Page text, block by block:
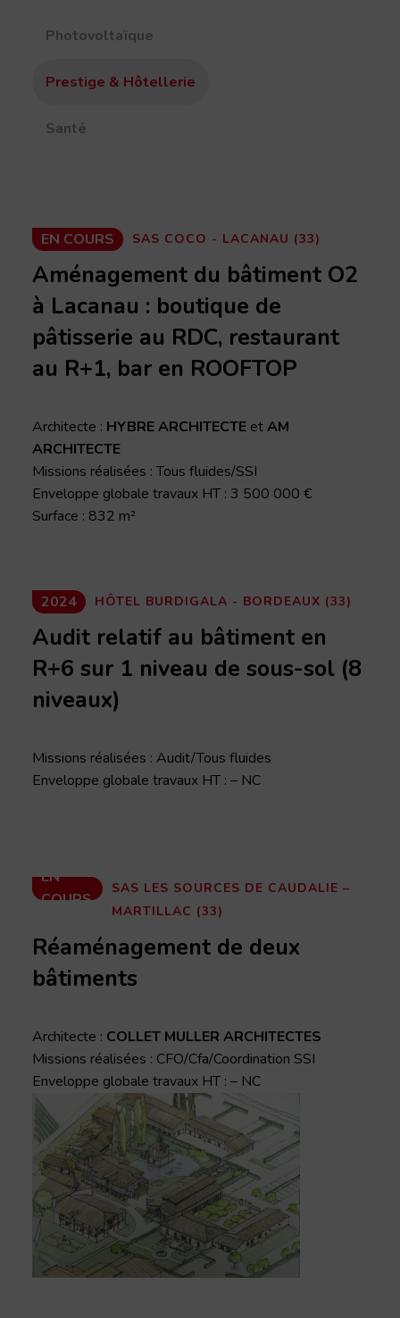
Photovoltaïque
Prestige & Hôtellerie
Santé
EN COURS SAS COCO - LACANAU (33)
Aménagement du bâtiment O2
à Lacanau : boutique de
pâtisserie au RDC, restaurant
au R+1, bar en ROOFTOP
Architecte : HYBRE ARCHITECTE etAM
ARCHITECTE
Missions réalisées : Tous fluides/SSI
Enveloppe globale travaux HT : 3 500 000 €
Surface : 832 m²
2024 HÔTEL BURDIGALA - BORDEAUX (33)
Audit relatif au bâtiment en
R+6 sur 1 niveau de sous-sol (8
niveaux)
Missions réalisées : Audit/Tous fluides
Enveloppe globale travaux HT : – NC
EN
COURS
SAS LES SOURCES DE CAUDALIE –
MARTILLAC (33)
Réaménagement de deux
bâtiments
Architecte : COLLET MULLER ARCHITECTES
Missions réalisées : CFO/Cfa/Coordination SSI
Enveloppe globale travaux HT : – NC